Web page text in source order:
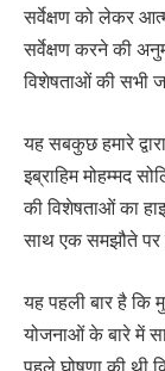
सर्वेक्षण को लेकर
सर्वेक्षण करने की
विशेषताओं की सभी
यह सबकुछ हमारे
इब्राहिम मोहम्मद
की विशेषताओं का
साथ एक समझौते पर
यह पहली बार है कि
योजनाओं के बारे में
पहले घोषणा की थी